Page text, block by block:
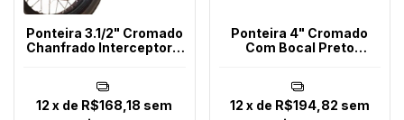
Ponteira 3.1/2" Cromado
Chanfrado Interceptor e
12 x de R$168,18 sem
Ponteira 4" Cromado
Com Bocal Preto
12 x de R$194,82 sem